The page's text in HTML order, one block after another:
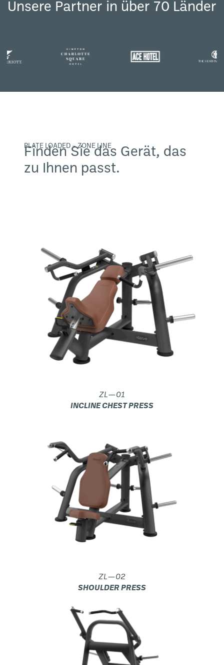
Unsere Partner in über 70 Länder
PLATE LOADED – ZONE LINE
Finden Sie das Gerät, das
zu Ihnen passt.
ZL—01
INCLINE CHEST PRESS
ZL—02
SHOULDER PRESS